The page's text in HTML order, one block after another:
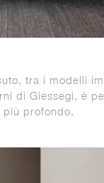
tra i modelli
di Giessegi, è
profondo.